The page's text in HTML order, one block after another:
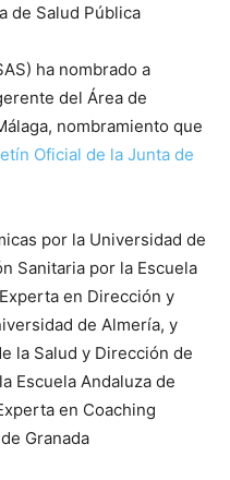
de Salud Pública
ha nombrado a
del Área de
nombramiento que
Oficial de la Junta de
por la Universidad de
Sanitaria por la Escuela
en Dirección y
de Almería, y
la Salud y Dirección de
Escuela Andaluza de
en Coaching
Granada